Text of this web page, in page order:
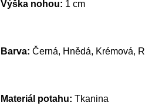
Výška nohou: 1 cm
Barva: Černá, Hnědá, Krémová,
Materiál potahu: Tkanina